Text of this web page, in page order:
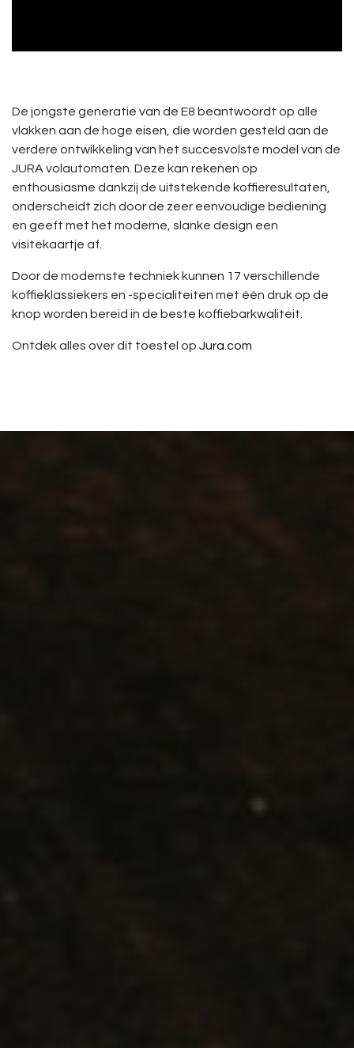
De jongste generatie van de E8 beantwoordt op alle
vlakken aan de hoge eisen, die worden gesteld aan de
verdere ontwikkeling van het succesvolste model van de
JURA volautomaten. Deze kan rekenen op
enthousiasme dankzij de uitstekende koffieresultaten,
onderscheidt zich door de zeer eenvoudige bediening
en geeft met het moderne, slanke design een
visitekaartje af.
Door de modernste techniek kunnen 17 verschillende
koffieklassiekers en -specialiteiten met één druk op de
knop worden bereid in de beste koffiebarkwaliteit.
Ontdek alles over dit toestel op Jura.com